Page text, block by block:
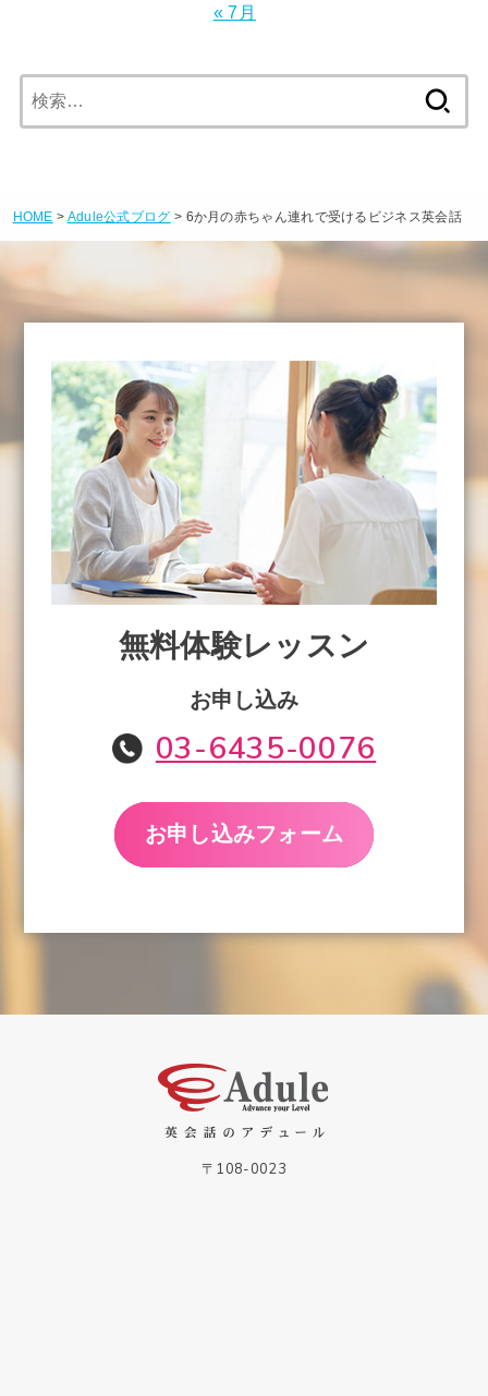
« 7月
索:
HOME > Adule公式ブログ > 6か月の赤ちゃん連れで受けるビジネス英会話
無料体験レッスン
お申し込み
03-6435-0076
お申し込みフォーム
〒108-0023